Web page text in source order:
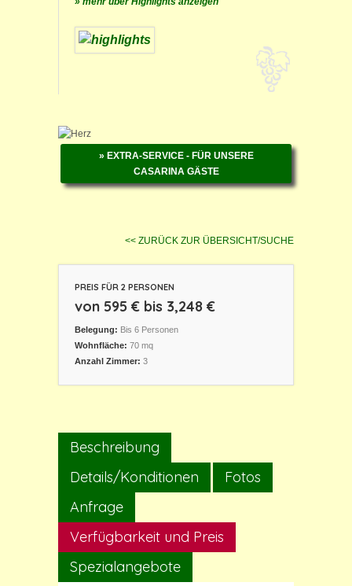
» EXTRA-SERVICE - FÜR UNSERE
CASARINA GÄSTE
<< ZURÜCK ZUR ÜBERSICHT/SUCHE
PREIS FÜR 2 PERSONEN
von 595 € bis 3,248 €
Belegung: Bis 6 Personen
Wohnfläche: 70 mq
Anzahl Zimmer: 3
Beschreibung
Details/Konditionen
Fotos
Anfrage
Verfügbarkeit und Preis
Spezialangebote